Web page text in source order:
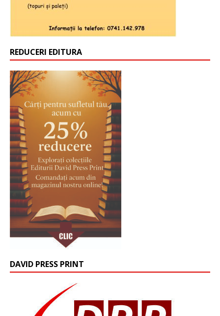
REDUCERI EDITURA
DAVID PRESS PRINT